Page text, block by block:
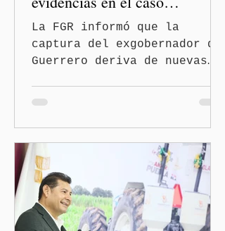
Ayotzinapa
La FGR informó que la
captura del exgobernador de
Guerrero deriva de nuevas
México. (Quinceminutos.MX).
—La Fiscalía General de la
República (FGR) informó
este jueves la detención
del exgobernador de
Guerrero, Ángel "N", por su